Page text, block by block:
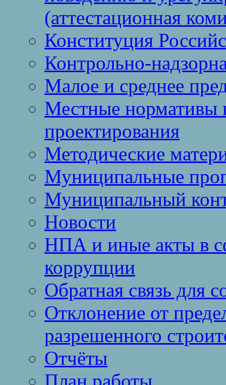
(аттестационная
Конституция
Контрольно-
Малое и среднее
Местные нормативы
проектирования
Методические
Муниципальные
Муниципальный
Новости
НПА и иные акты в
коррупции
Обратная связь для
Отклонение от
разрешенного
Отчёты